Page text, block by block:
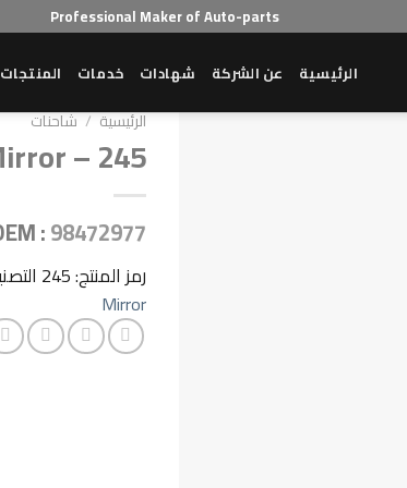
Professional Maker of Auto-parts
الرئيسية عن الشركة شهادات خدمات المنتجات
الرئيسية / شاحنات
– 245
:98472977
رمز المنتج:245
Mirror